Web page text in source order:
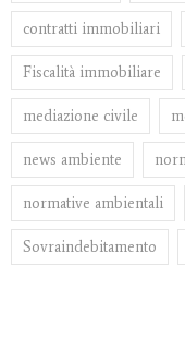
contratti immobiliari
Fiscalità immobiliare
mediazione civile
news ambiente
normative ambientali
Sovraindebitamento